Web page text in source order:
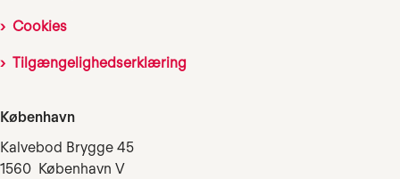
Cookies
Tilgængelighedserklæring
København
Kalvebod Brygge 45
1560 København V